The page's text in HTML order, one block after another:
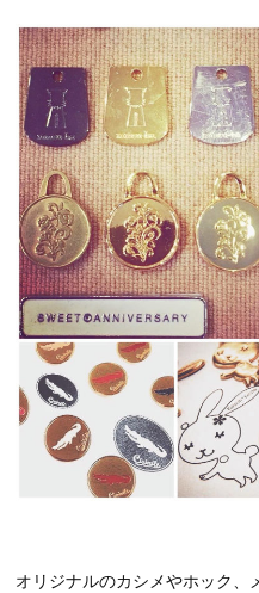
オリジナルのカシメやホック、